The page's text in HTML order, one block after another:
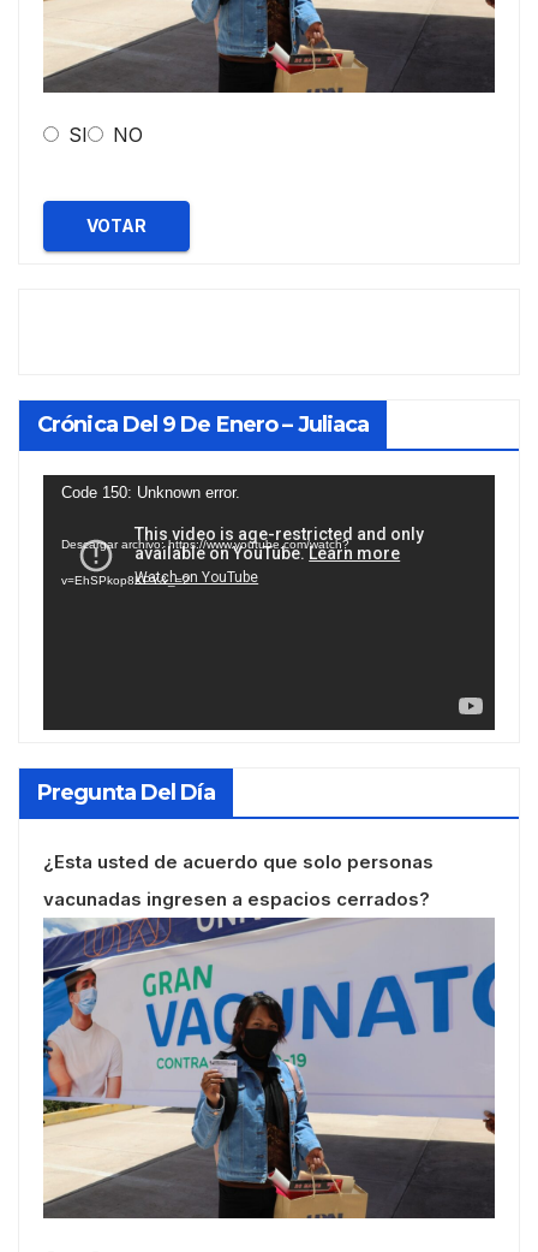
SI NO
VOTAR
Crónica Del 9 De Enero – Juliaca
Reproductor
vídeo
Code 150: Unknown error.
Descargar archivo: https://www.youtube.com/watch?
v=EhSPkop8KPY&_=2
Pregunta Del Día
¿Esta usted de acuerdo que solo personas
vacunadas ingresen a espacios cerrados?